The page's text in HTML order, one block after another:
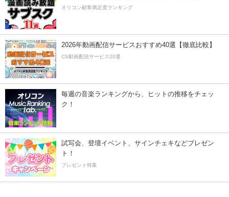
オリコン顧客満足度ランキング
2026年動画配信サービスおすすめ40選【徹底比較】
CS動画配信サービス20選
毎週の音楽ランキングから、ヒットの推移をチェッ
ク！
試写会、登壇イベント、サインチェキなどプレゼン
ト！
プレゼント特集